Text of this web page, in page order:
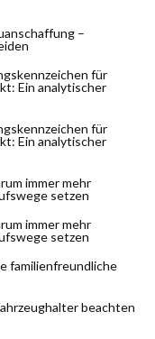
–
für
Ein analytischer
für
Ein analytischer
immer mehr
setzen
immer mehr
setzen
familienfreundliche
beachten